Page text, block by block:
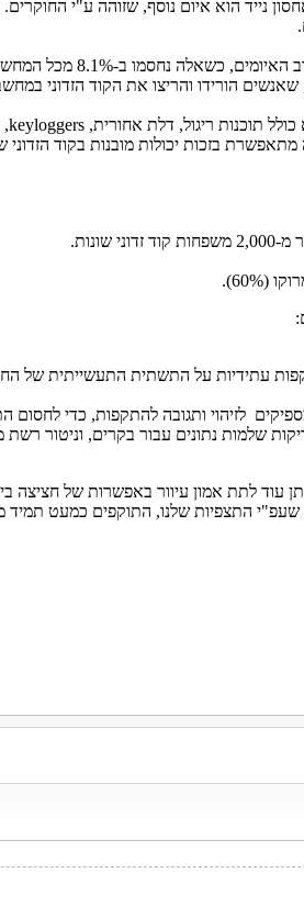
איום נוסף, שזוהה ע"י החוקרים. במהלך תקופת המחקר, ב-
קבצים מצורפים לדואר
הורידו והריצו את הקוד הזדוני
תוכנות ריגול, דלת אחורית, keyloggers
,
בזכות יכולות מובנות בקוד
(
60%
).
התקפות עתידיות על התשתית התעשייתית של
לזיהוי ותגובה להתקפות, כדי לחסום
שלמות נתונים עבור בקרים, וניטור
לתת אמון עיוור באפשרות של חציצה
שעפ"י התצפיות שלנו, התוקפים כמעט